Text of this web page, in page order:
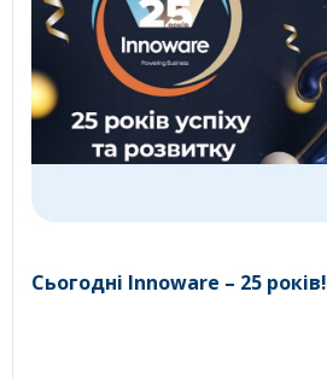
Сьогодні Innoware – 25 років!